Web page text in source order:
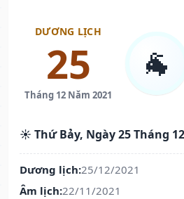
DƯƠNG LỊCH
25
Tháng 12 Năm 2021
🐐
☀️ Thứ Bảy, Ngày 25 Tháng
Dương lịch:25/12/2021
Âm lịch:22/11/2021